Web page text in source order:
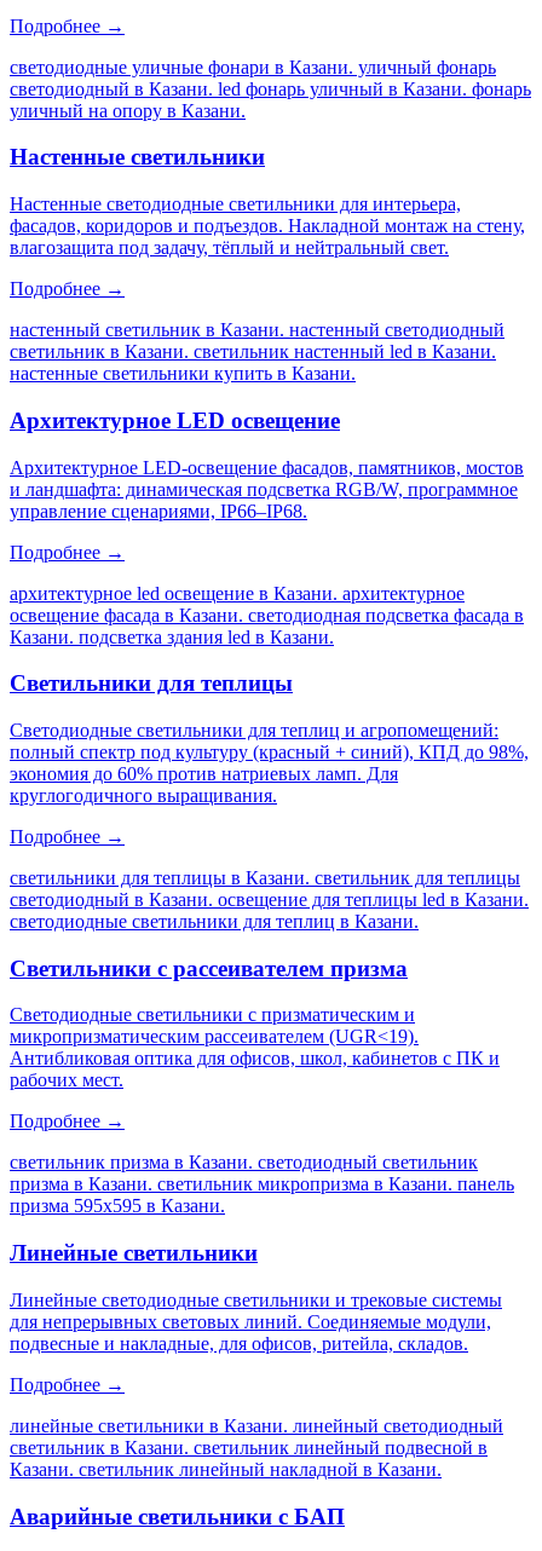
Подробнее →
светодиодные уличные фонари в Казани. уличный фонарь
светодиодный в Казани. led фонарь уличный в Казани. фонарь
уличный на опору в Казани.
Настенные светильники
Настенные светодиодные светильники для интерьера,
фасадов, коридоров и подъездов. Накладной монтаж на стену,
влагозащита под задачу, тёплый и нейтральный свет.
Подробнее →
настенный светильник в Казани. настенный светодиодный
светильник в Казани. светильник настенный led в Казани.
настенные светильники купить в Казани.
Архитектурное LED освещение
Архитектурное LED-освещение фасадов, памятников, мостов
и ландшафта: динамическая подсветка RGB/W, программное
управление сценариями, IP66–IP68.
Подробнее →
архитектурное led освещение в Казани. архитектурное
освещение фасада в Казани. светодиодная подсветка фасада в
Казани. подсветка здания led в Казани.
Светильники для теплицы
Светодиодные светильники для теплиц и агропомещений:
полный спектр под культуру (красный + синий), КПД до 98%,
экономия до 60% против натриевых ламп. Для
круглогодичного выращивания.
Подробнее →
светильники для теплицы в Казани. светильник для теплицы
светодиодный в Казани. освещение для теплицы led в Казани.
светодиодные светильники для теплиц в Казани.
Светильники с рассеивателем призма
Светодиодные светильники с призматическим и
микропризматическим рассеивателем (UGR<19).
Антибликовая оптика для офисов, школ, кабинетов с ПК и
рабочих мест.
Подробнее →
светильник призма в Казани. светодиодный светильник
призма в Казани. светильник микропризма в Казани. панель
призма 595х595 в Казани.
Линейные светильники
Линейные светодиодные светильники и трековые системы
для непрерывных световых линий. Соединяемые модули,
подвесные и накладные, для офисов, ритейла, складов.
Подробнее →
линейные светильники в Казани. линейный светодиодный
светильник в Казани. светильник линейный подвесной в
Казани. светильник линейный накладной в Казани.
Аварийные светильники с БАП